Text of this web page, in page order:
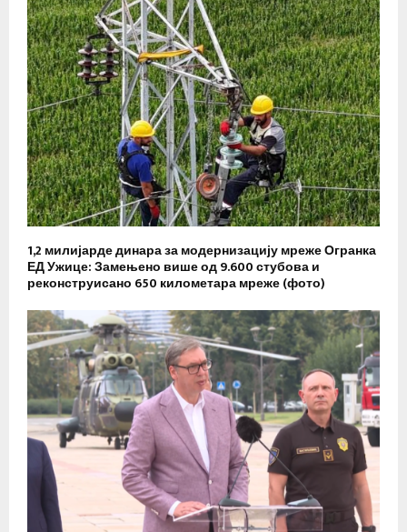
1,2 милијарде динара за модернизацију мреже Огранка
ЕД Ужице: Замењено више од 9.600 стубова и
реконструисано 650 километара мреже (фото)